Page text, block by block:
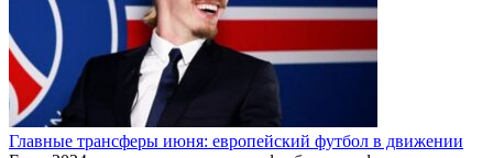
Главные трансферы июня: европейский футбол в движении